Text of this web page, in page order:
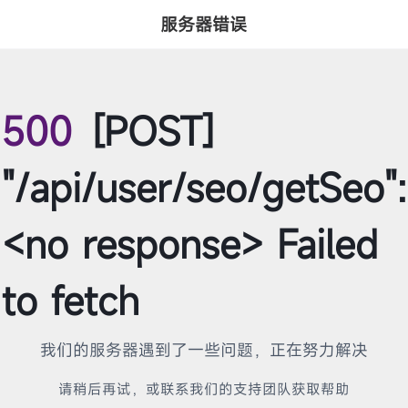
服务器错误
500 [POST]
"/api/user/seo/getSeo":
<no response> Failed
to fetch
我们的服务器遇到了一些问题，正在努力解决
请稍后再试，或联系我们的支持团队获取帮助